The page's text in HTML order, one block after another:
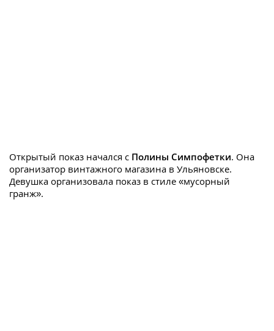
Открытый показ начался с Полины Симпофетки. Она
организатор винтажного магазина в Ульяновске.
Девушка организовала показ в стиле «мусорный
гранж».